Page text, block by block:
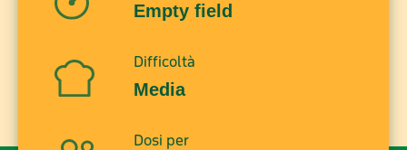
Empty field
Difficoltà
Media
Dosi per